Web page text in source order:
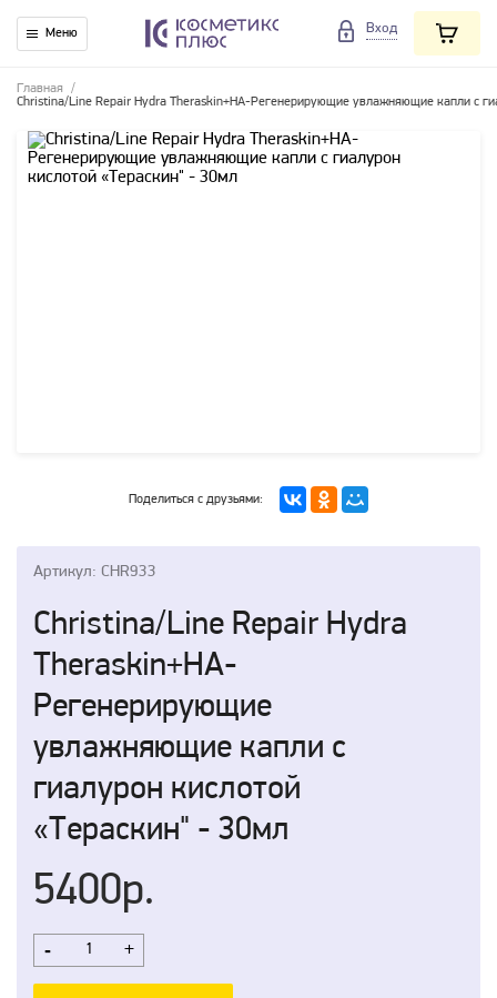
Меню Вход
Главная
/
Christina/Line Repair Hydra Theraskin+HA-Регенерирующие увлажняющие капли с
Поделиться с друзьями:
Артикул: CHR933
Christina/Line Repair Hydra
Theraskin+HA-
Регенерирующие
увлажняющие капли с
гиалурон кислотой
«Тераскин" - 30мл
5400р.
- +